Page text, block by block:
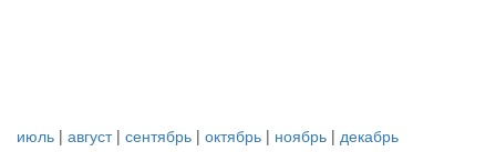
июль | август| сентябрь | октябрь | ноябрь | декабрь